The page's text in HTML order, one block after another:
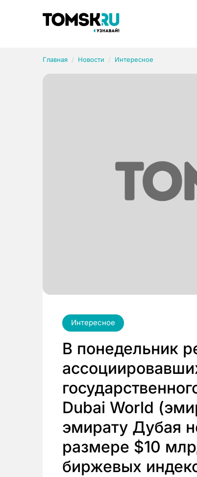
Главная Новости Интересное
Интересное
В понедельник
Dubai World
эмирату Дубая
размере $10
биржевых
Рубрики